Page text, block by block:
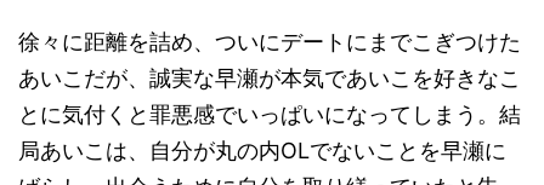
徐々に距離を詰め、ついにデートにまでこぎつけた
あいこだが、誠実な早瀬が本気であいこを好きなこ
とに気付くと罪悪感でいっぱいになってしまう。結
局あいこは、自分が丸の内OLでないことを早瀬に